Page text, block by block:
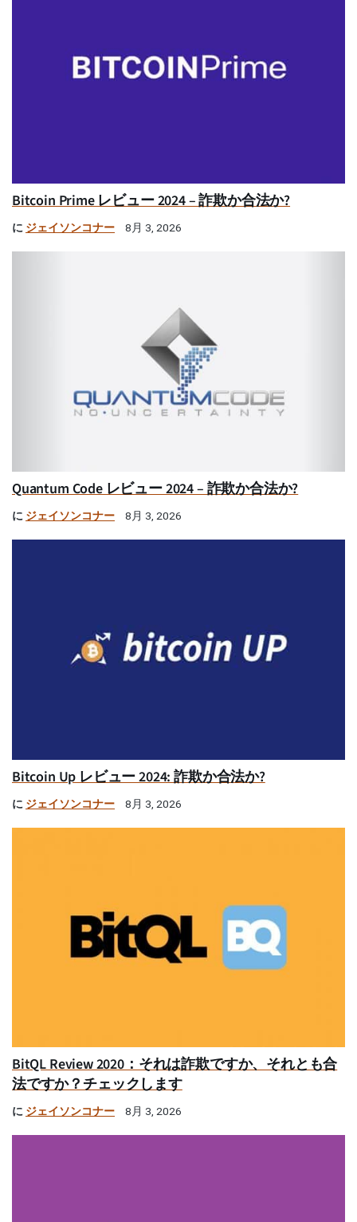
Bitcoin Prime レビュー 2024 – 詐欺か合法か?
に ジェイソンコナー 8月 3, 2026
Quantum Code レビュー 2024 – 詐欺か合法か?
に ジェイソンコナー 8月 3, 2026
Bitcoin Up レビュー 2024: 詐欺か合法か?
に ジェイソンコナー 8月 3, 2026
BitQL Review 2020：それは詐欺ですか、それとも合
法ですか？チェックします
に ジェイソンコナー 8月 3, 2026